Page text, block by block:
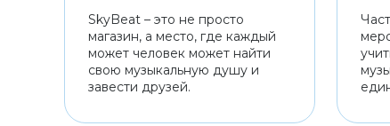
SkyBeat – это не просто
магазин, а место, где каждый
может человек может найти
свою музыкальную душу и
завести друзей.